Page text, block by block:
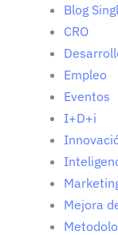
Blog
CRO
Empleo
Eventos
I+D+i
Mejora